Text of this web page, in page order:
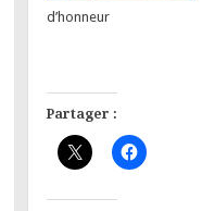
d’honneur
Partager :